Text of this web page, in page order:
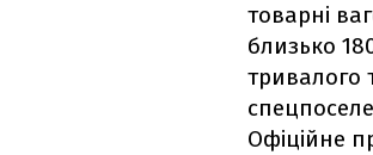
товарні
близько
тривалого
Офіційне